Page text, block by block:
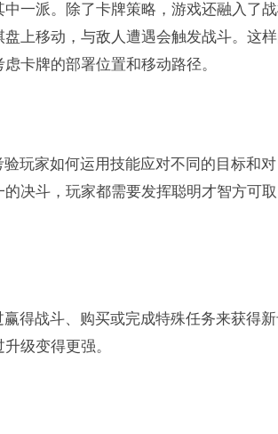
一派。除了卡牌策略，游戏还融入了
上移动，与敌人遭遇会触发战斗。这
卡牌的部署位置和移动路径。
玩家如何运用技能应对不同的目标和对
决斗，玩家都需要发挥聪明才智方可取
得战斗、购买或完成特殊任务来获得
级变得更强。